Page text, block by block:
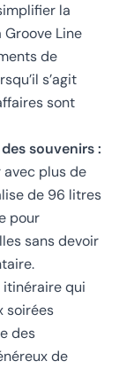
la
Line
de
s’agit
sont
souvenirs :
avec plus de
de 96 litres
pour
sans devoir
itinéraire qui
soirées
des
de